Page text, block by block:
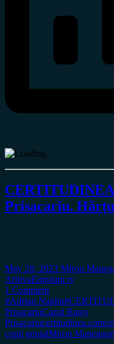
Prisacariu.
May 28, 2023 Miron
ArhivaEmisiuni tv
1 Comment
#Adrian Naidin
PrisacariuCazul Rareș
Prisacariucertitudinea.com
copil genialMiron Manega